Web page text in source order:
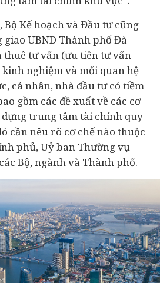
Kế hoạch và Đầu tư cũng
UBND Thành phố Đà
thuê tư vấn (ưu tiên tư vấn
kinh nghiệm và mối quan hệ
cá nhân, nhà đầu tưcó tiềm
gồm các đề xuất về các cơ
dựng trung tâm tài chính quy
cần nêu rõ cơ chế nào thuộc
phủ, Uỷ ban Thường vụ
Bộ, ngành và Thành phố.